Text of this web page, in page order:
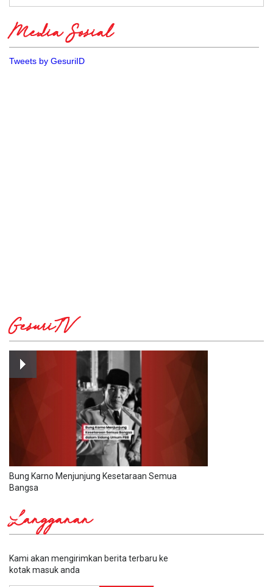
Media Sosial
Tweets by GesuriID
GesuriTV
Bung Karno Menjunjung Kesetaraan Semua
Bangsa
Langganan
Kami akan mengirimkan berita terbaru ke
kotak masuk anda